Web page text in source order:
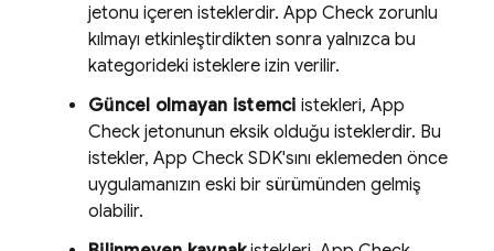
jetonu içeren isteklerdir. App Check zorunlu
kılmayı etkinleştirdikten sonra yalnızca bu
kategorideki isteklere izin verilir.
Güncel olmayan istemci istekleri, App
Check jetonunun eksik olduğu isteklerdir. Bu
istekler, App Check SDK'sını eklemeden önce
uygulamanızın eski bir sürümünden gelmiş
olabilir.